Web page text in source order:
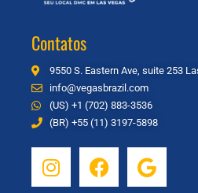
Contatos
9550 S. Eastern Ave, suite 253
info@vegasbrazil.com
(US) +1 (702) 883-3536
(BR) +55 (11) 3197-5898